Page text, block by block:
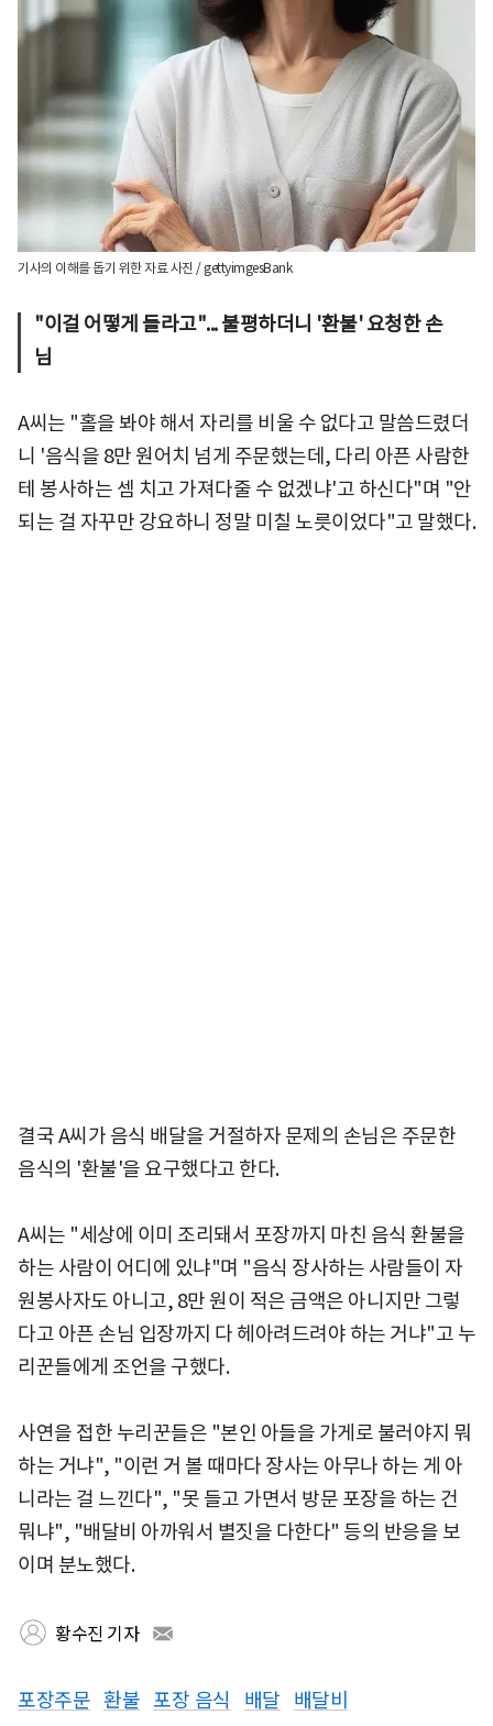
기사의 이해를 돕기 위한 자료 사진 / gettyimgesBank
"이걸 어떻게 들라고"... 불평하더니 '환불' 요청한 손
님
A씨는 "홀을 봐야 해서 자리를 비울 수 없다고 말씀드렸더
니 '음식을 8만 원어치 넘게 주문했는데, 다리 아픈 사람한
테 봉사하는 셈 치고 가져다줄 수 없겠냐'고 하신다"며 "안
되는 걸 자꾸만 강요하니 정말 미칠 노릇이었다"고 말했다.
결국 A씨가 음식 배달을 거절하자 문제의 손님은 주문한
음식의 '환불'을 요구했다고 한다.
A씨는 "세상에 이미 조리돼서 포장까지 마친 음식 환불을
하는 사람이 어디에 있냐"며 "음식 장사하는 사람들이 자
원봉사자도 아니고, 8만 원이 적은 금액은 아니지만 그렇
다고 아픈 손님 입장까지 다 헤아려드려야 하는 거냐"고 누
리꾼들에게 조언을 구했다.
사연을 접한 누리꾼들은 "본인 아들을 가게로 불러야지 뭐
하는 거냐", "이런 거 볼 때마다 장사는 아무나 하는 게 아
니라는 걸 느낀다", "못 들고 가면서 방문 포장을 하는 건
뭐냐", "배달비 아까워서 별짓을 다한다" 등의 반응을 보
이며 분노했다.
황수진 기자
포장주문 환불 포장 음식 배달 배달비